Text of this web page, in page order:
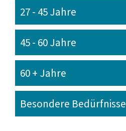
27 - 45 Jahre
45 - 60 Jahre
60 + Jahre
Besondere Bedürfnisse